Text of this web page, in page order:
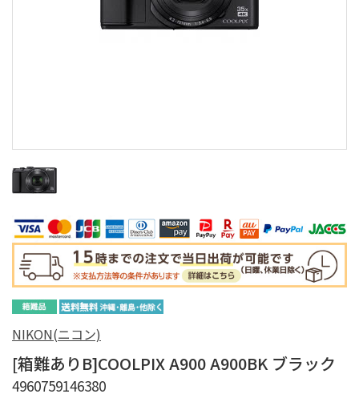
NIKON(ニコン)
[箱難ありB]COOLPIX A900 A900BK ブラック
4960759146380